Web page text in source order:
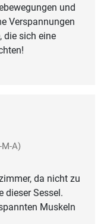
und
Verspannungen
die sich eine
M-A)
da nicht zu
dieser Sessel.
Muskeln